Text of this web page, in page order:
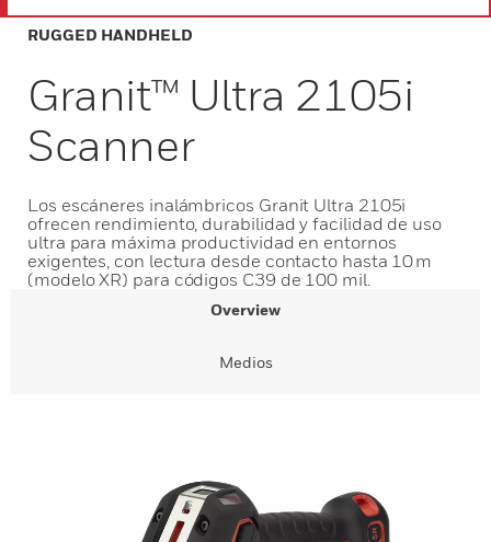
RUGGED HANDHELD
Granit™ Ultra 2105i
Scanner
Los escáneres inalámbricos Granit Ultra 2105i
ofrecen rendimiento, durabilidad y facilidad de uso
ultra para máxima productividad en entornos
exigentes, con lectura desde contacto hasta 10 m
(modelo XR) para códigos C39 de 100 mil.
Overview
Medios